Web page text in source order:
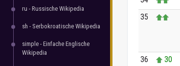
ru - Russische Wikipedia
sh - Serbokroatische Wikipedia
simple - Einfache Englische
Wikipedia
35
36 30